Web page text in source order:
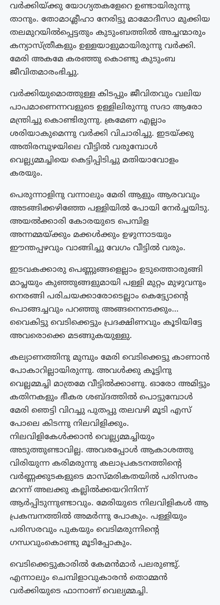
വർക്കിയ്ക്കു യോഗ്യതകളേറെ ഉണ്ടായിരുന്നു
താനും. തോമാശ്ലീഹാ നേരിട്ടു മാമോദീസാ മുക്കിയ
തലമുറയിൽപ്പെട്ടതും കുടുംബത്തിൽ അച്ചന്മാരും
കന്യാസ്ത്രീകളും ഉള്ളയാളുമായിരുന്നു വർക്കി.
മേരി അകമേ കരഞ്ഞു കൊണ്ടു കുടുംബ
ജീവിതമാരംഭിച്ചു.
വർക്കിയുമൊത്തുള്ള കിടപ്പും ജീവിതവും വലിയ
പാപമാണെന്നവളുടെ ഉള്ളിലിരുന്നു സദാ ആരോ
മന്ത്രിച്ചു കൊണ്ടിരുന്നു. ക്രമേണ എല്ലാം
ശരിയാകുമെന്നു വർക്കി വിചാരിച്ചു. ഇടയ്ക്കു
അതിരമ്പുഴയിലെ വീട്ടിൽ വരുമ്പോൾ
വെല്ല്യമ്മച്ചിയെ കെട്ടിപ്പിടിച്ചു മതിയാവോളം
കരയും.
പെരുന്നാളിനു വന്നാലും മേരി ആളും ആരവവും
അടങ്ങിക്കഴിഞ്ഞേ പള്ളിയിൽ പോയി നേർച്ചയിടു.
അയൽക്കാരി കോരയുടെ പെമ്പിള
അന്നമ്മയ്ക്കും മക്കൾക്കും ഉഴുന്നാടയും
ഈന്തപ്പഴവും വാങ്ങിച്ചു വേഗം വീട്ടിൽ വരും.
ഇടവകക്കാരു പെണ്ണുങ്ങളെല്ലാം ഉടുത്തൊരുങ്ങി
മാപ്ലയും കുഞ്ഞുങ്ങളുമായി പള്ളി മുറ്റം മുഴുവനും
നെരങ്ങി പരിചയക്കാരോടെല്ലാം കെട്ട്യോന്റെ
പൊങ്ങച്ചവും പറഞ്ഞു അങ്ങനെനടക്കും…
വൈകിട്ടു വെടിക്കെട്ടും പ്രദക്ഷിണവും കൂടിയിട്ടേ
അവരൊക്കെ മടങ്ങുകയുള്ളു.
കല്യാണത്തിനു മുമ്പും മേരി വെടിക്കെട്ടു കാണാൻ
പോകാറില്ലായിരുന്നു. അവൾക്കു കൂട്ടിനു
വെല്ലമ്മച്ചി മാത്രമേ വീട്ടിൽക്കാണു. ഓരോ അമിട്ടും
കതിനകളും ഭീകര ശബ്ദത്തിൽ പൊട്ടുമ്പോൾ
മേരി ഞെട്ടി വിറച്ചു പുതപ്പു തലവഴി മൂടി എസ്
പോലെ കിടന്നു നിലവിളിക്കും.
നിലവിളികേൾക്കാൻ വെല്ല്യമ്മച്ചിയും
അടുത്തുണ്ടാവില്ല. അവരപ്പോൾ ആകാശത്തു
വിരിയുന്ന കരിമരുന്നു കലാപ്രകടനത്തിന്റെ
വർണ്ണക്കുടകളുടെ മാസ്മരികതയിൽ പരിസരം
മറന്ന് അലക്കു കല്ലിൽക്കയറിനിന്ന്
ആർപ്പിടുന്നുണ്ടാവും. മേരിയുടെ നിലവിളികൾ ആ
പ്രകമ്പനത്തിൽ അമർന്നു പോകും. പള്ളിയും
പരിസരവും പുകയും വെടിമരുന്നിന്റെ
ഗന്ധവുംകൊണ്ടു മൂടിപ്പോകും.
വെടിക്കെട്ടുകാരിൽ കേമൻമാർ പലരുണ്ടു്.
എന്നാലും ചെമ്പിളാവുകാരൻ തൊമ്മൻ
വർക്കിയുടെ ഫാനാണ് വെല്യമ്മച്ചി.